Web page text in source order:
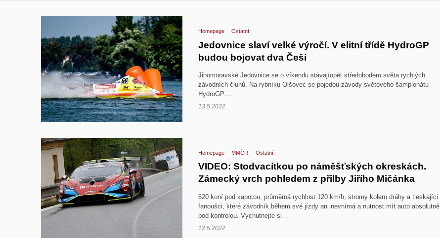
Homepage Ostatní
Jedovnice slaví velké výročí. V elitní třídě HydroGP
budou bojovat dva Češi
Jihomoravské Jedovnice se o víkendu stávajíopět středobodem světa rychlých
závodních člunů. Na rybníku Olšovec se pojedou závody světového šampionátu
HydroGP.…
13.5.2022
Homepage MMČR Ostatní
VIDEO: Stodvacítkou po náměšťských okreskách.
Zámecký vrch pohledem z přilby Jiřího Mičánka
620 koní pod kapotou, průměrná rychlost 120 km/h, stromy kolem dráhy a tleskající
fanoušci, které závodník během své jízdy ani nevnímá a nutnost mít auto absolutně
pod kontrolou. Vychutnejte si…
12.5.2022